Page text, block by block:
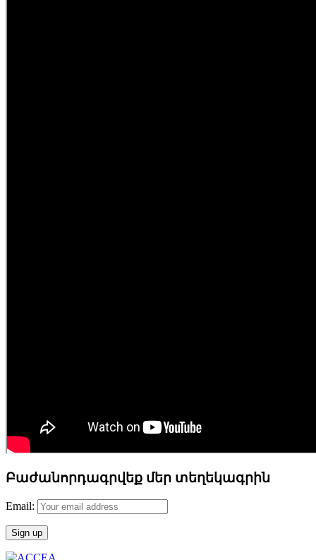
Բաժանորդագրվեք մեր տեղեկագրին
Email: